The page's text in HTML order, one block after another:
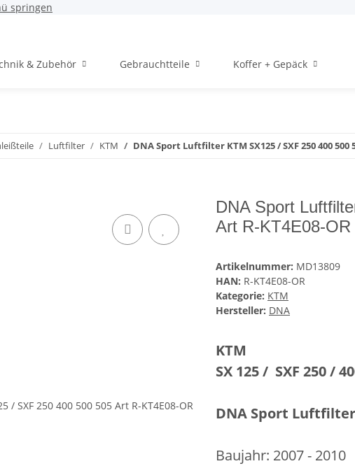
springen
& Zubehör Gebrauchtteile Koffer + Gepäck
Luftfilter KTM DNA Sport Luftfilter KTM SX125 / SXF 250 400 500
DNA Sport
Art R-KT4E08-OR
Artikelnummer: MD13809
HAN: R-KT4E08-OR
Kategorie: KTM
Hersteller: DNA
KTM
SX 125 / SXF 250 /
DNA Sport Luftfilter
Baujahr: 2007 - 2010